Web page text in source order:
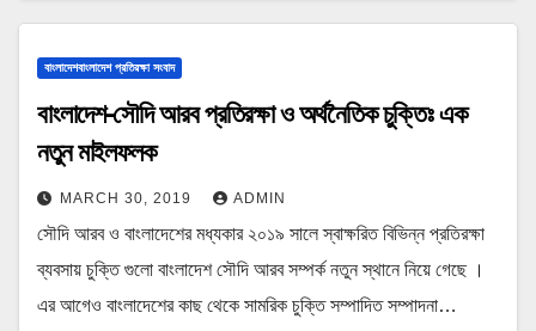
বাংলাদেশবাংলাদেশ প্রতিরক্ষা সংবাদ
বাংলাদেশ-সৌদি আরব প্রতিরক্ষা ও অর্থনৈতিক চুক্তিঃ এক
নতুন মাইলফলক
MARCH 30, 2019 ADMIN
সৌদি আরব ও বাংলাদেশের মধ্যকার ২০১৯ সালে স্বাক্ষরিত বিভিন্ন প্রতিরক্ষা
ব্যবসায় চুক্তি গুলো বাংলাদেশ সৌদি আরব সম্পর্ক নতুন স্থানে নিয়ে গেছে ।
এর আগেও বাংলাদেশের কাছ থেকে সামরিক চুক্তি সম্পাদিত সম্পাদনা…